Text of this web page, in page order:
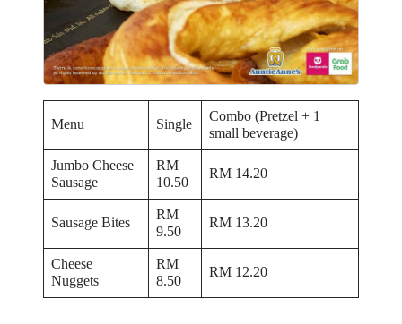
Menu Single
Combo (Pretzel + 1
small beverage)
Jumbo Cheese
Sausage
RM
10.50
RM 14.20
Sausage Bites
RM
9.50
RM 13.20
Cheese
Nuggets
RM
8.50
RM 12.20